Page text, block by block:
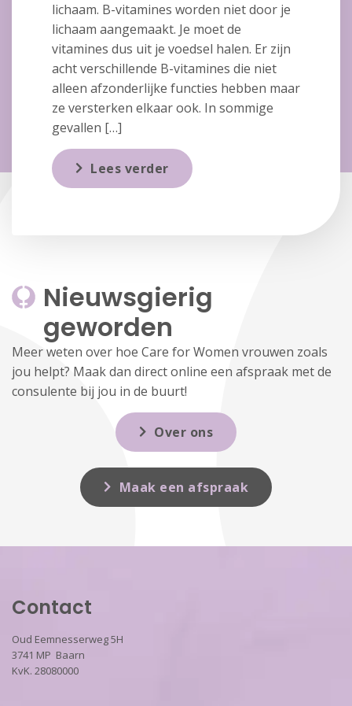
lichaam. B-vitamines worden niet door je
lichaam aangemaakt. Je moet de
vitamines dus uit je voedsel halen. Er zijn
acht verschillende B-vitamines die niet
alleen afzonderlijke functies hebben maar
ze versterken elkaar ook. In sommige
gevallen […]
Lees verder
Nieuwsgierig
geworden
Meer weten over hoe Care for Women vrouwen zoals
jou helpt? Maak dan direct online een afspraak met de
consulente bij jou in de buurt!
Over ons
Maak een afspraak
Contact
Oud Eemnesserweg 5H
3741 MP Baarn
KvK. 28080000